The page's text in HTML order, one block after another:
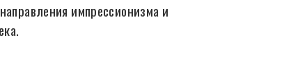
импрессионизма и